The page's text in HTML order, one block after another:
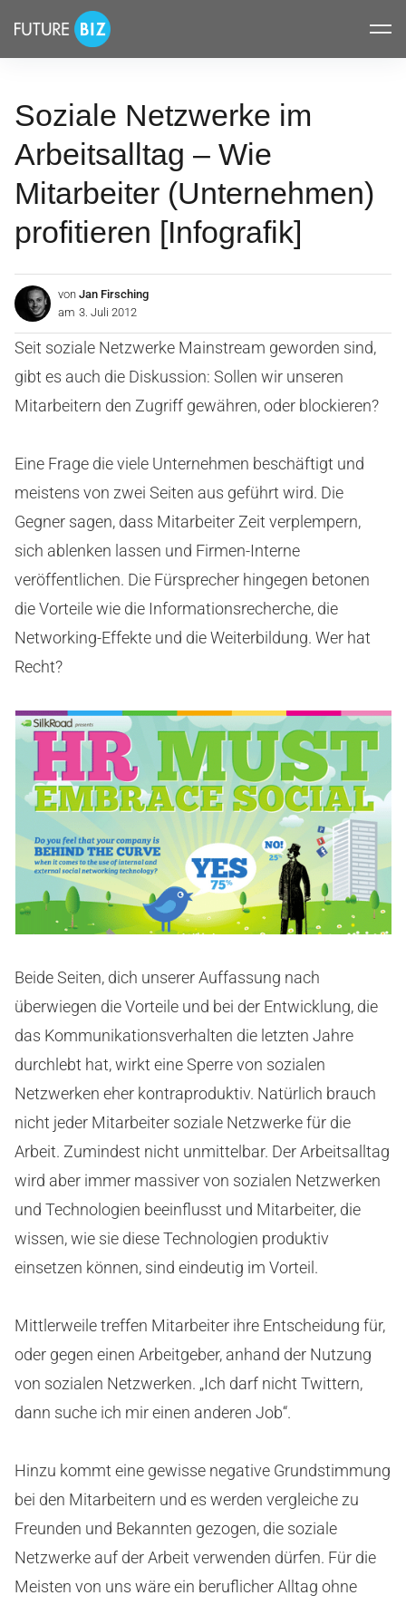
überspringen
FUTUREBIZ
Soziale Netzwerke im
Arbeitsalltag – Wie
Mitarbeiter (Unternehmen)
profitieren [Infografik]
von Jan Firsching
am 3. Juli 2012
Seit soziale Netzwerke Mainstream geworden sind,
gibt es auch die Diskussion: Sollen wir unseren
Mitarbeitern den Zugriff gewähren, oder blockieren?
Eine Frage die viele Unternehmen beschäftigt und
meistens von zwei Seiten aus geführt wird. Die
Gegner sagen, dass Mitarbeiter Zeit verplempern,
sich ablenken lassen und Firmen-Interne
veröffentlichen. Die Fürsprecher hingegen betonen
die Vorteile wie die Informationsrecherche, die
Networking-Effekte und die Weiterbildung. Wer hat
Recht?
Beide Seiten, dich unserer Auffassung nach
überwiegen die Vorteile und bei der Entwicklung, die
das Kommunikationsverhalten die letzten Jahre
durchlebt hat, wirkt eine Sperre von sozialen
Netzwerken eher kontraproduktiv. Natürlich brauch
nicht jeder Mitarbeiter soziale Netzwerke für die
Arbeit. Zumindest nicht unmittelbar. Der Arbeitsalltag
wird aber immer massiver von sozialen Netzwerken
und Technologien beeinflusst und Mitarbeiter, die
wissen, wie sie diese Technologien produktiv
einsetzen können, sind eindeutig im Vorteil.
Mittlerweile treffen Mitarbeiter ihre Entscheidung für,
oder gegen einen Arbeitgeber, anhand der Nutzung
von sozialen Netzwerken. „Ich darf nicht Twittern,
dann suche ich mir einen anderen Job“.
Hinzu kommt eine gewisse negative Grundstimmung
bei den Mitarbeitern und es werden vergleiche zu
Freunden und Bekannten gezogen, die soziale
Netzwerke auf der Arbeit verwenden dürfen. Für die
Meisten von uns wäre ein beruflicher Alltag ohne